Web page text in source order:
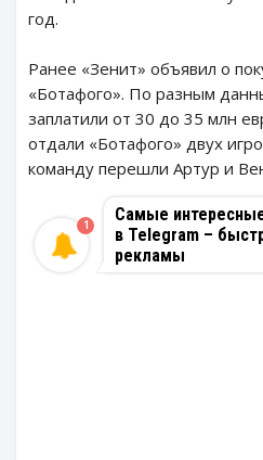
год.
Ранее «Зенит» объявил о
«Ботафого». По разным
заплатили от 30 до 35 млн
отдали «Ботафого» двух
команду перешли Артур и
Самые
в Telegram –
рекламы
1